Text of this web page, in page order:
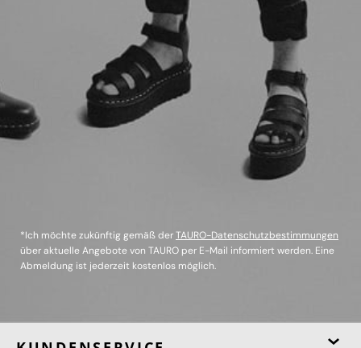
*Ich möchte zukünftig gemäß derTAURO-Datenschutzbestimmungen
über aktuelle Angebote von TAURO per E-Mail informiert werden. Eine
Abmeldung ist jederzeit kostenlos möglich.